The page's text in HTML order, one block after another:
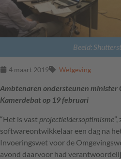
Beeld:
4 maart 2019 Wetgeving
Ambtenaren ondersteunen minister
Kamerdebat op 19 februari
“Het is vast projectleidersoptimisme
softwareontwikkelaar een dag na
Invoeringswet voor de
avond daarvoor had